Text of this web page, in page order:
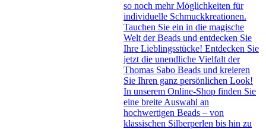
so noch mehr Möglichkeiten für
individuelle Schmuckkreationen.
Tauchen Sie ein in die magische
Welt der Beads und entdecken Sie
Ihre Lieblingsstücke! Entdecken Sie
jetzt die unendliche Vielfalt der
Thomas Sabo Beads und kreieren
Sie Ihren ganz persönlichen Look!
In unserem Online-Shop finden Sie
eine breite Auswahl an
hochwertigen Beads – von
klassischen Silberperlen bis hin zu